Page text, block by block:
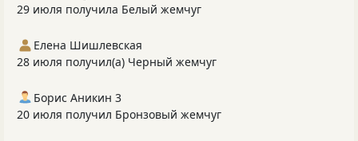
29 июля получила Белый жемчуг
Елена Шишлевская
28 июля получил(а) Черный жемчуг
Борис Аникин 3
20 июля получил Бронзовый жемчуг